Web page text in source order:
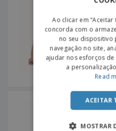
Ao clicar em
concorda com o
no seu dispositivo
navegação no site,
ajudar nos esforços
a
Read
ACEITAR
MOSTRAR